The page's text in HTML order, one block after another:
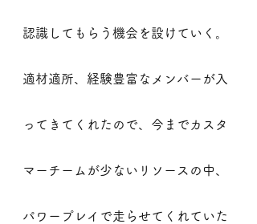
認識してもらう機会を設けていく。
適材適所、経験豊富なメンバーが入
ってきてくれたので、今までカスタ
マーチームが少ないリソースの中、
パワープレイで走らせてくれていた